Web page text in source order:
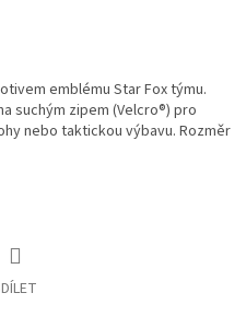
emblému Star Fox týmu.
suchým zipem (Velcro®) pro
nebo taktickou výbavu. Rozměr